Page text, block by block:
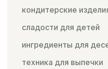
кондитерские
сладости для детей
ингредиенты для
техника для выпечки